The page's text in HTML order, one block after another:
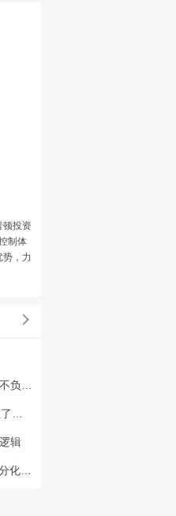
顿投资
制体
势，力
辑